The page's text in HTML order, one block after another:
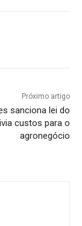
Próximo artigo
sanciona lei do
custos para o
agronegócio